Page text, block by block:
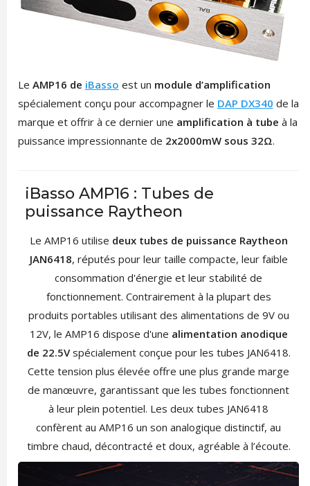
Le AMP16 de iBasso est un module d’amplification
spécialement conçu pour accompagner le DAP DX340 de la
marque et offrir à ce dernier une amplification à tube à la
puissance impressionnante de 2x2000mW sous 32Ω.
iBasso AMP16 : Tubes de
puissance Raytheon
Le AMP16 utilise deux tubes de puissance Raytheon
JAN6418, réputés pour leur taille compacte, leur faible
consommation d'énergie et leur stabilité de
fonctionnement. Contrairement à la plupart des
produits portables utilisant des alimentations de 9V ou
12V, le AMP16 dispose d'une alimentation anodique
de 22.5Vspécialement conçue pour les tubes JAN6418.
Cette tension plus élevée offre une plus grande marge
de manœuvre, garantissant que les tubes fonctionnent
à leur plein potentiel. Les deux tubes JAN6418
confèrent au AMP16 un son analogique distinctif, au
timbre chaud, décontracté et doux, agréable à l’écoute.